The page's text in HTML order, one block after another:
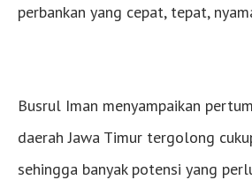
perbankan yang cepat, tepat,
Busrul Iman menyampaikan
daerah Jawa Timur tergolong
sehingga banyak potensi yang